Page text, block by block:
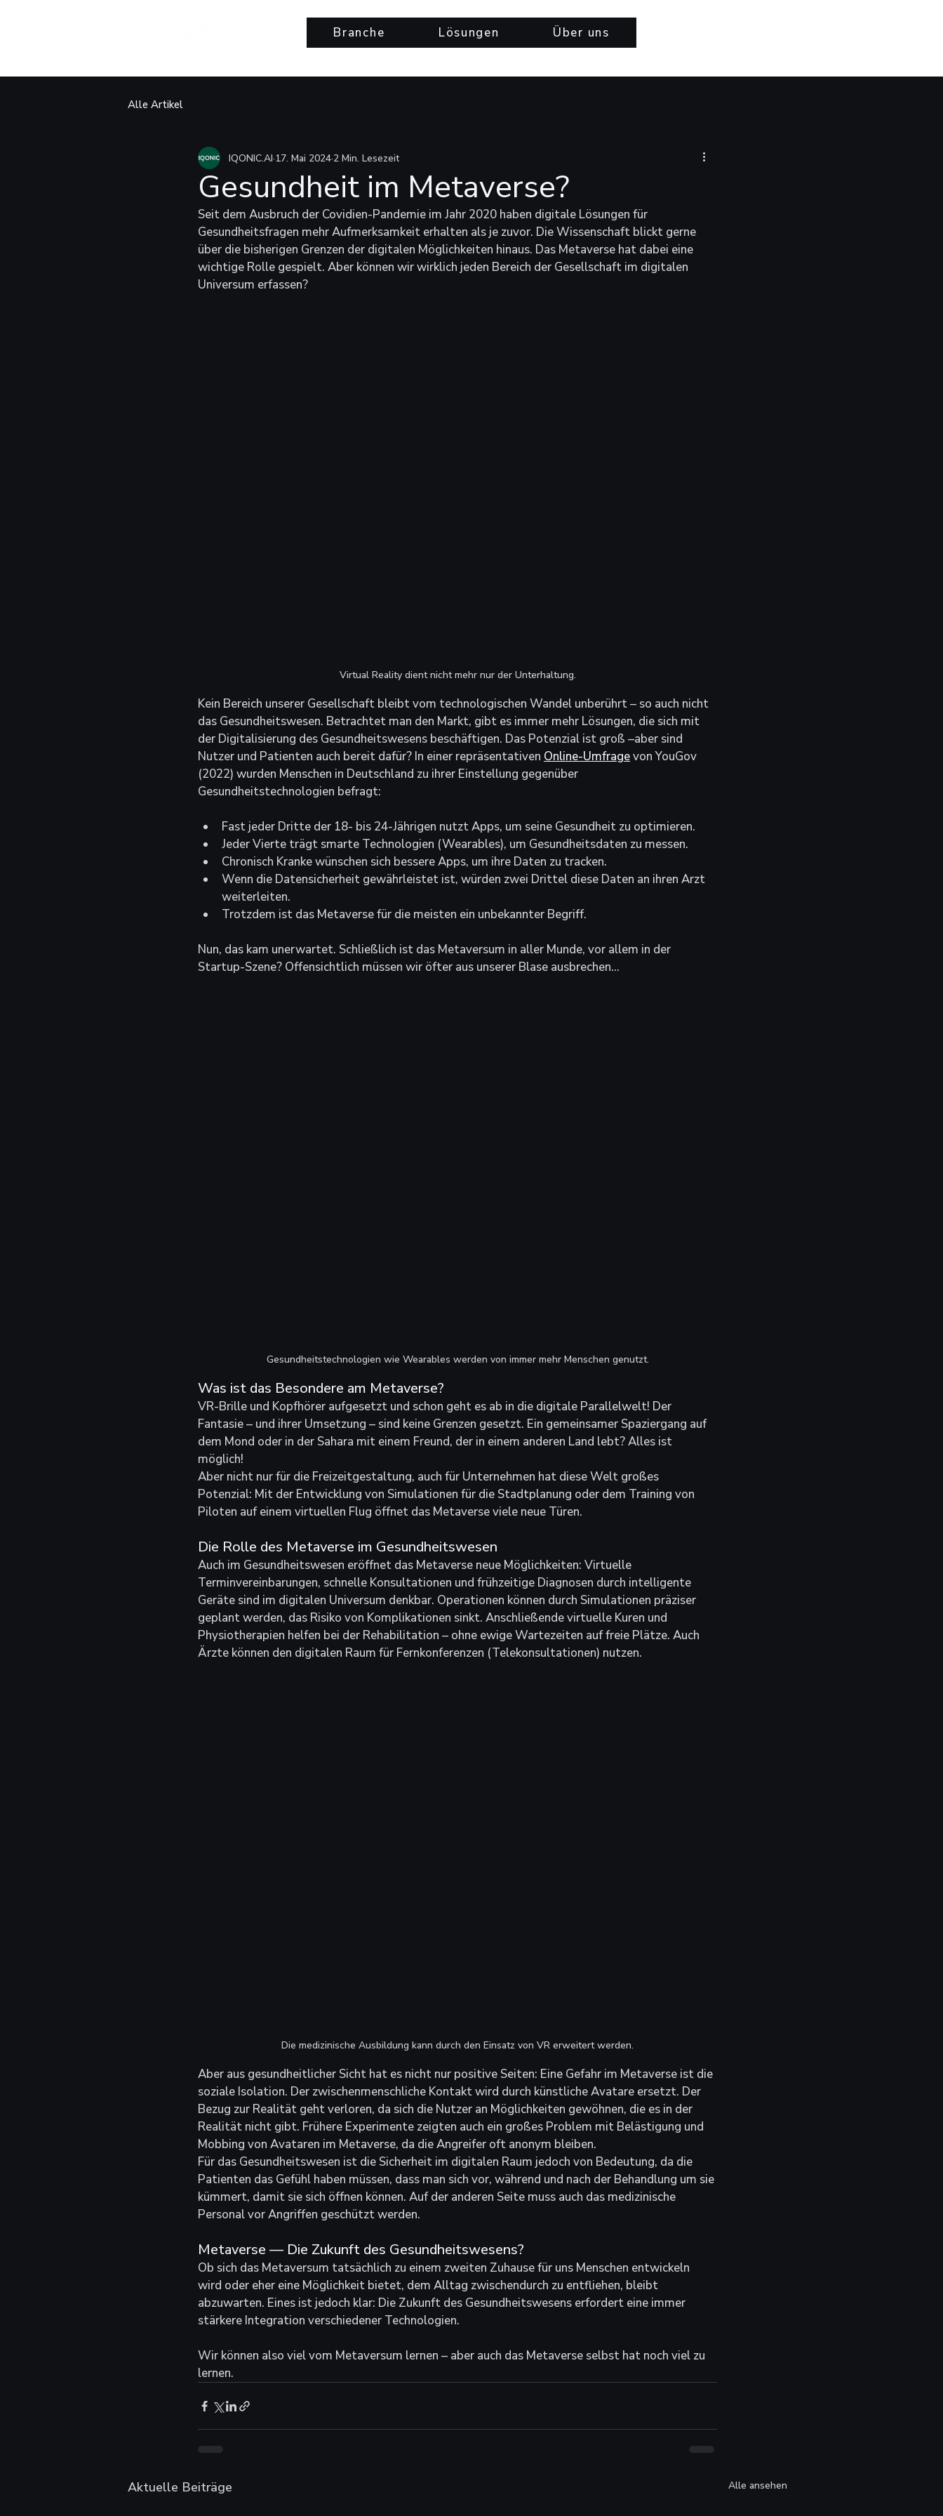
Branche Lösungen Über uns
Alle Artikel
Gesundheit im Metaverse?
IQONIC.AI 17. Mai 2024 2 Min. Lesezeit
Seit dem Ausbruch der Covidien-Pandemie im Jahr 2020 haben digitale Lösungen für
Gesundheitsfragen mehr Aufmerksamkeit erhalten als je zuvor. Die Wissenschaft blickt gerne
über die bisherigen Grenzen der digitalen Möglichkeiten hinaus. Das Metaverse hat dabei eine
wichtige Rolle gespielt. Aber können wir wirklich jeden Bereich der Gesellschaft im digitalen
Universum erfassen?
Virtual Reality dient nicht mehr nur der Unterhaltung.
Kein Bereich unserer Gesellschaft bleibt vom technologischen Wandel unberührt – so auch nicht
das Gesundheitswesen. Betrachtet man den Markt, gibt es immer mehr Lösungen, die sich mit
der Digitalisierung des Gesundheitswesens beschäftigen. Das Potenzial ist groß –aber sind
Nutzer und Patienten auch bereit dafür? In einer repräsentativen Online-Umfrage von YouGov
(2022) wurden Menschen in Deutschland zu ihrer Einstellung gegenüber
Gesundheitstechnologien befragt:
Fast jeder Dritte der 18- bis 24-Jährigen nutzt Apps, um seine Gesundheit zu optimieren.
Jeder Vierte trägt smarte Technologien (Wearables), um Gesundheitsdaten zu messen.
Chronisch Kranke wünschen sich bessere Apps, um ihre Daten zu tracken.
Wenn die Datensicherheit gewährleistet ist, würden zwei Drittel diese Daten an ihren Arzt
weiterleiten.
Trotzdem ist das Metaverse für die meisten ein unbekannter Begriff.
Nun, das kam unerwartet. Schließlich ist das Metaversum in aller Munde, vor allem in der
Startup-Szene? Offensichtlich müssen wir öfter aus unserer Blase ausbrechen...
Gesundheitstechnologien wie Wearables werden von immer mehr Menschen genutzt.
Was ist das Besondere am Metaverse?
VR-Brille und Kopfhörer aufgesetzt und schon geht es ab in die digitale Parallelwelt! Der
Fantasie – und ihrer Umsetzung – sind keine Grenzen gesetzt. Ein gemeinsamer Spaziergang auf
dem Mond oder in der Sahara mit einem Freund, der in einem anderen Land lebt? Alles ist
möglich!
Aber nicht nur für die Freizeitgestaltung, auch für Unternehmen hat diese Welt großes
Potenzial: Mit der Entwicklung von Simulationen für die Stadtplanung oder dem Training von
Piloten auf einem virtuellen Flug öffnet das Metaverse viele neue Türen.
Die Rolle des Metaverse im Gesundheitswesen
Auch im Gesundheitswesen eröffnet das Metaverse neue Möglichkeiten: Virtuelle
Terminvereinbarungen, schnelle Konsultationen und frühzeitige Diagnosen durch intelligente
Geräte sind im digitalen Universum denkbar. Operationen können durch Simulationen präziser
geplant werden, das Risiko von Komplikationen sinkt. Anschließende virtuelle Kuren und
Physiotherapien helfen bei der Rehabilitation – ohne ewige Wartezeiten auf freie Plätze. Auch
Ärzte können den digitalen Raum für Fernkonferenzen (Telekonsultationen) nutzen.
Die medizinische Ausbildung kann durch den Einsatz von VR erweitert werden.
Aber aus gesundheitlicher Sicht hat es nicht nur positive Seiten: Eine Gefahr im Metaverse ist die
soziale Isolation. Der zwischenmenschliche Kontakt wird durch künstliche Avatare ersetzt. Der
Bezug zur Realität geht verloren, da sich die Nutzer an Möglichkeiten gewöhnen, die es in der
Realität nicht gibt. Frühere Experimente zeigten auch ein großes Problem mit Belästigung und
Mobbing von Avataren im Metaverse, da die Angreifer oft anonym bleiben.
Für das Gesundheitswesen ist die Sicherheit im digitalen Raum jedoch von Bedeutung, da die
Patienten das Gefühl haben müssen, dass man sich vor, während und nach der Behandlung um sie
kümmert, damit sie sich öffnen können. Auf der anderen Seite muss auch das medizinische
Personal vor Angriffen geschützt werden.
Metaverse — Die Zukunft des Gesundheitswesens?
Ob sich das Metaversum tatsächlich zu einem zweiten Zuhause für uns Menschen entwickeln
wird oder eher eine Möglichkeit bietet, dem Alltag zwischendurch zu entfliehen, bleibt
abzuwarten. Eines ist jedoch klar: Die Zukunft des Gesundheitswesens erfordert eine immer
stärkere Integration verschiedener Technologien.
Wir können also viel vom Metaversum lernen – aber auch das Metaverse selbst hat noch viel zu
lernen.
Aktuelle Beiträge Alle ansehen